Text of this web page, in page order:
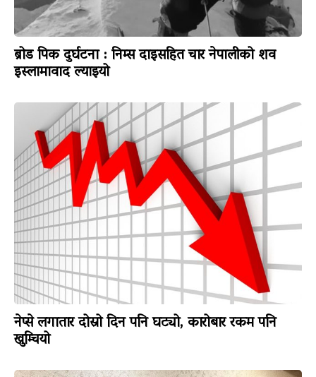
ब्रोड पिक दुर्घटना : निम्स दाइसहित चार नेपालीको शव
इस्लामावाद ल्याइयो
नेप्से लगातार दोस्रो दिन पनि घट्यो, कारोबार रकम पनि
खुम्चियो